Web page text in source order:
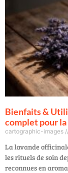
Bienfaits &
complet pour
cartographic-images
La lavande
les rituels de soin
reconnues en